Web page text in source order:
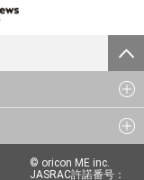
© oricon ME inc.
JASRAC許諾番号：